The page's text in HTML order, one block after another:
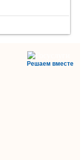
Решаем вместе